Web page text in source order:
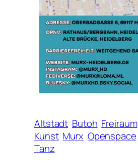
Altstadt Butoh Freiraum
Kunst Murx Openspace
Tanz